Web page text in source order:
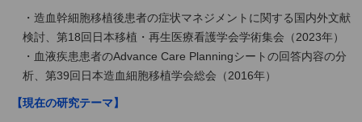
・造血幹細胞移植後患者の症状マネジメントに関する国内外文献
検討、第18回日本移植・再生医療看護学会学術集会（2023年）
・血液疾患患者のAdvance Care Planningシートの回答内容の分
析、第39回日本造血細胞移植学会総会（2016年）
【現在の研究テーマ】